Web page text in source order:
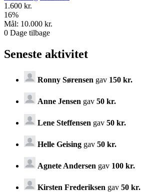
1.600 kr.
16%
Mål: 10.000 kr.
0 Dage tilbage
Seneste aktivitet
Ronny Sørensen gav 150 kr.
Anne Jensen gav 50 kr.
Lene Steffensen gav 50 kr.
Helle Geising gav 50 kr.
Agnete Andersen gav 100 kr.
Kirsten Frederiksen gav 50 kr.